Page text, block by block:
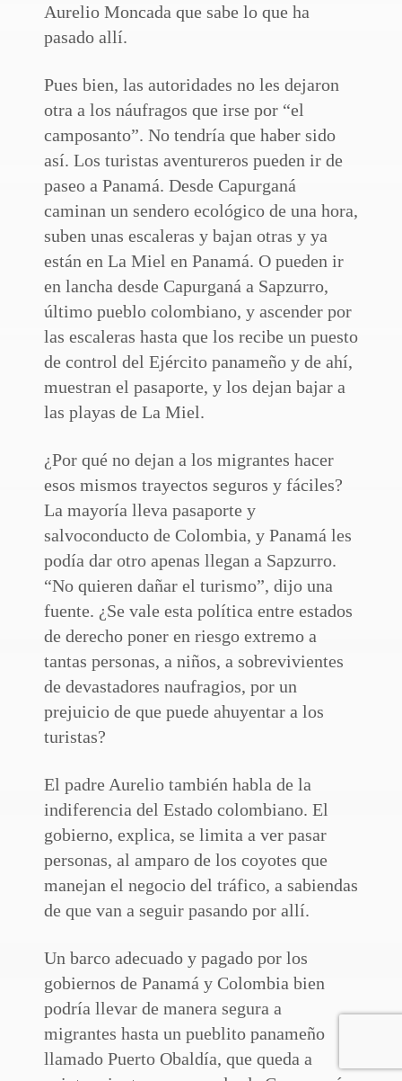
Aurelio Moncada que sabe lo que ha
pasado allí.
Pues bien, las autoridades no les dejaron
otra a los náufragos que irse por “el
camposanto”. No tendría que haber sido
así. Los turistas aventureros pueden ir de
paseo a Panamá. Desde Capurganá
caminan un sendero ecológico de una hora,
suben unas escaleras y bajan otras y ya
están en La Miel en Panamá. O pueden ir
en lancha desde Capurganá a Sapzurro,
último pueblo colombiano, y ascender por
las escaleras hasta que los recibe un puesto
de control del Ejército panameño y de ahí,
muestran el pasaporte, y los dejan bajar a
las playas de La Miel.
¿Por qué no dejan a los migrantes hacer
esos mismos trayectos seguros y fáciles?
La mayoría lleva pasaporte y
salvoconducto de Colombia, y Panamá les
podía dar otro apenas llegan a Sapzurro.
“No quieren dañar el turismo”, dijo una
fuente. ¿Se vale esta política entre estados
de derecho poner en riesgo extremo a
tantas personas, a niños, a sobrevivientes
de devastadores naufragios, por un
prejuicio de que puede ahuyentar a los
turistas?
El padre Aurelio también habla de la
indiferencia del Estado colombiano. El
gobierno, explica, se limita a ver pasar
personas, al amparo de los coyotes que
manejan el negocio del tráfico, a sabiendas
de que van a seguir pasando por allí.
Un barco adecuado y pagado por los
gobiernos de Panamá y Colombia bien
podría llevar de manera segura a
migrantes hasta un pueblito panameño
llamado Puerto Obaldía, que queda a